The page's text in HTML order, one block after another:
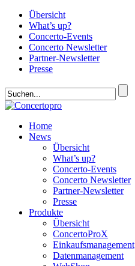
Übersicht
What’s up?
Concerto-Events
Concerto Newsletter
Partner-Newsletter
Presse
Home
News
Übersicht
What’s up?
Concerto-Events
Concerto Newsletter
Partner-Newsletter
Presse
Produkte
Übersicht
ConcertoProX
Einkaufsmanagement
Datenmanagement